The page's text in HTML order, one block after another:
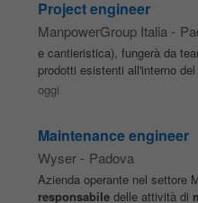
Project engineer
ManpowerGroup Italia -
e cantieristica), fungerà da
prodotti esistenti all'interno
oggi
Maintenance engineer
Wyser - Padova
Azienda operante nel settore
responsabiledelle attività di